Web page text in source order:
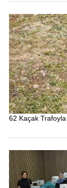
62 Kaçak